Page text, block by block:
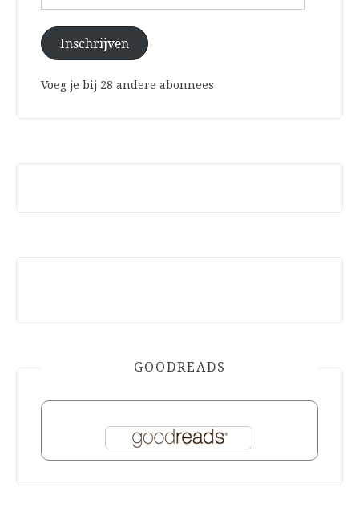
Inschrijven
Voeg je bij 28 andere abonnees
GOODREADS